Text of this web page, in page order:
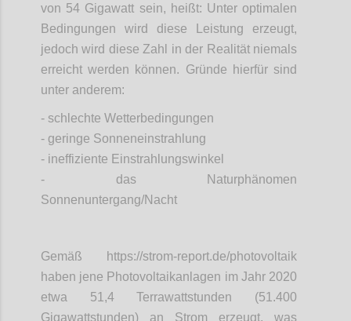
von 54 Gigawatt sein, heißt: Unter optimalen
Bedingungen wird diese Leistung erzeugt,
jedoch wird diese Zahl in der Realität niemals
erreicht werden können. Gründe hierfür sind
unter anderem:
- schlechte Wetterbedingungen
- geringe Sonneneinstrahlung
- ineffiziente Einstrahlungswinkel
- das Naturphänomen
Sonnenuntergang/Nacht
Gemäß https://strom-report.de/photovoltaik
haben jene Photovoltaikanlagen im Jahr 2020
etwa 51,4 Terrawattstunden (51.400
Gigawattstunden) an Strom erzeugt, was